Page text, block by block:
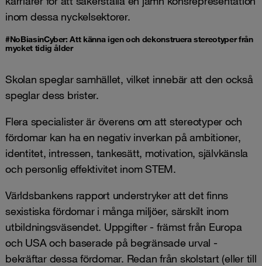
inom dessa nyckelsektorer.
#NoBiasinCyber: Att känna igen och dekonstruera stereotyper från
mycket tidig ålder
Skolan speglar samhället, vilket innebär att den också
speglar dess brister.
Flera specialister är överens om att stereotyper och
fördomar kan ha en negativ inverkan på ambitioner,
identitet, intressen, tankesätt, motivation, självkänsla
och personlig effektivitet inom STEM.
Världsbankens rapport understryker att det finns
sexistiska fördomar i många miljöer, särskilt inom
utbildningsväsendet. Uppgifter - främst från Europa
och USA och baserade på begränsade urval -
bekräftar dessa fördomar. Redan från skolstart (eller till